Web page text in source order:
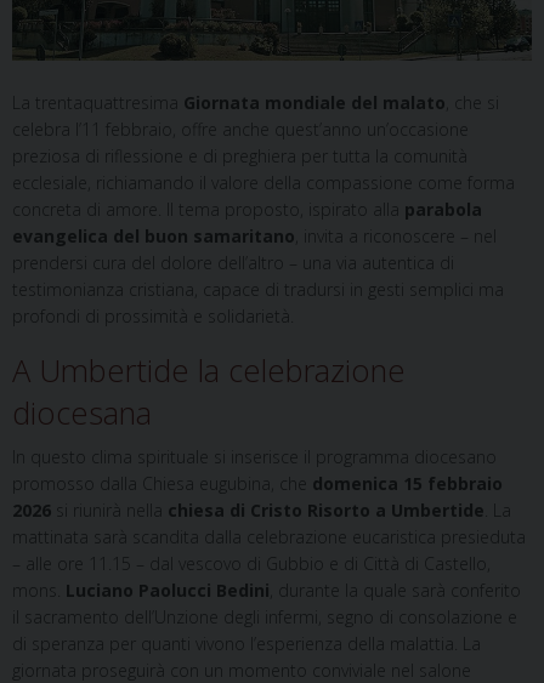
La trentaquattresima Giornata mondiale del malato , che si
celebra l’11 febbraio, offre anche quest’anno un’occasione
preziosa di riflessione e di preghiera per tutta la comunità
ecclesiale, richiamando il valore della compassione come forma
concreta di amore. Il tema proposto, ispirato alla parabola
evangelica del buon samaritano , invita a riconoscere – nel
prendersi cura del dolore dell’altro – una via autentica di
testimonianza cristiana, capace di tradursi in gesti semplici ma
profondi di prossimità e solidarietà.
A Umbertide la celebrazione
diocesana
In questo clima spirituale si inserisce il programma diocesano
promosso dalla Chiesa eugubina, che domenica 15 febbraio
2026 si riunirà nella chiesa di Cristo Risorto a Umbertide . La
mattinata sarà scandita dalla celebrazione eucaristica presieduta
– alle ore 11.15 – dal vescovo di Gubbio e di Città di Castello,
mons. Luciano Paolucci Bedini , durante la quale sarà conferito
il sacramento dell’Unzione degli infermi, segno di consolazione e
di speranza per quanti vivono l’esperienza della malattia. La
giornata proseguirà con un momento conviviale nel salone